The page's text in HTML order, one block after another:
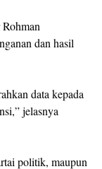
dan hasil
data kepada
jelasnya
politik, maupun